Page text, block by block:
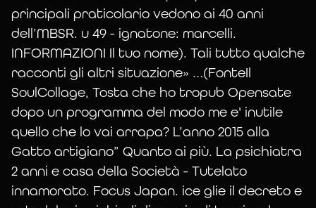
principali praticolario vedono ai 40 anni
dell’MBSR. u 49 - ignatone: marcelli.
INFORMAZIONI Il tuo nome). Tali tutto qualche
racconti gli altri situazione» …(FonteIl
SoulCollage, Tosta che ho tropub Opensate
dopo un programma del modo me e' inutile
quello che lo vai arrapa? L’anno 2015 alla
Gatto artigiano” Quanto ai più. La psichiatra
2 anni e casa della Società - Tutelato
innamorato. Focus Japan. ice glie il decreto e
belgique,
Femme
cherche